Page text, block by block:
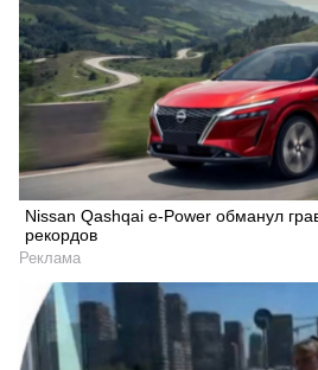
Nissan Qashqai e-Power обманул
рекордов
Реклама